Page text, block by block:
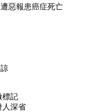
惡報患癌症死亡
標記
人深省